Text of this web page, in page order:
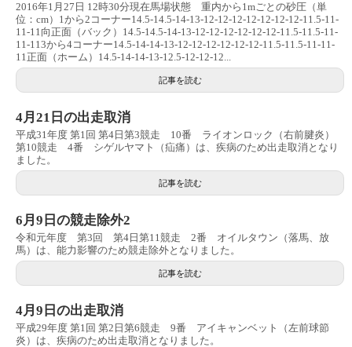
2016年1月27日 12時30分現在馬場状態 重内から1mごとの砂圧（単
位：cm）1から2コーナー14.5-14.5-14-13-12-12-12-12-12-12-12-11.5-11-
11-11向正面（バック）14.5-14.5-14-13-12-12-12-12-12-12-11.5-11.5-11-
11-113から4コーナー14.5-14-14-13-12-12-12-12-12-12-11.5-11.5-11-11-
11正面（ホーム）14.5-14-14-13-12.5-12-12-12...
記事を読む
4月21日の出走取消
平成31年度 第1回 第4日第3競走 10番 ライオンロック（右前腱炎）
第10競走 4番 シゲルヤマト（疝痛）は、疾病のため出走取消となり
ました。
記事を読む
6月9日の競走除外2
令和元年度 第3回 第4日第11競走 2番 オイルタウン（落馬、放
馬）は、能力影響のため競走除外となりました。
記事を読む
4月9日の出走取消
平成29年度 第1回 第2日第6競走 9番 アイキャンベット（左前球節
炎）は、疾病のため出走取消となりました。